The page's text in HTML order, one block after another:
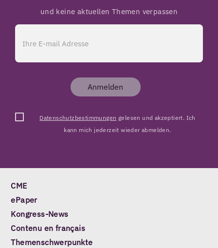
und keine aktuellen Themen verpassen
Anmelden
Datenschutzbestimmungen gelesen und akzeptiert. Ich
kann mich jederzeit wieder abmelden.
CME
ePaper
Kongress-News
Contenu en français
Themenschwerpunkte